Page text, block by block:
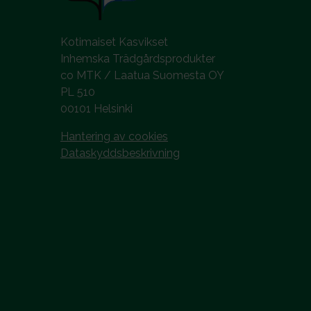
Kotimaiset Kasvikset
Inhemska Trädgårdsprodukter
co MTK / Laatua Suomesta OY
PL 510
00101 Helsinki
Hantering av cookies
Dataskyddsbeskrivning